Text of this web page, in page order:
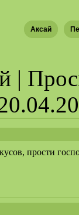
Аксай
|
прости